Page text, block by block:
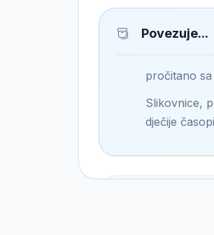
Povezuje...
pročitano
Slikovnice,
dječije